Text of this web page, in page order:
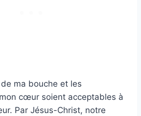
ma bouche et les
cœur soient acceptables à
Par Jésus-Christ, notre